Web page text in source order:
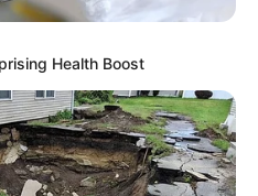
Health Boost